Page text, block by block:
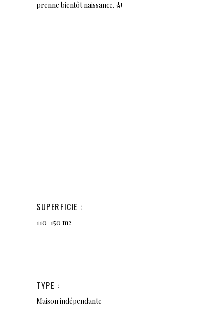
prenne bientôt naissance. 🎻
SUPERFICIE :
110-150 m2
TYPE :
Maison indépendante